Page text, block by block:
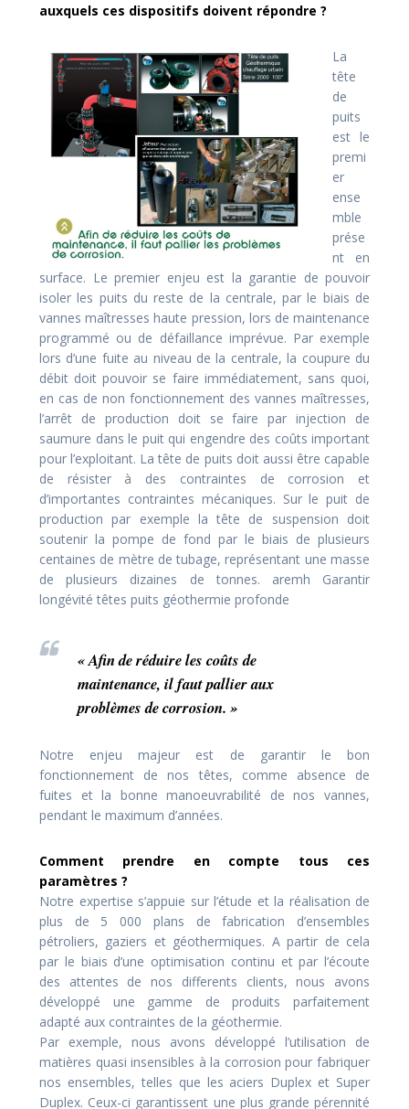
auxquels ces dispositifs doivent répondre ?
La
tête
de
puits
est le
premi
er
ense
mble
prése
nt en
surface. Le premier enjeu est la garantie de pouvoir
isoler les puits du reste de la centrale, par le biais de
vannes maîtresses haute pression, lors de maintenance
programmé ou de défaillance imprévue. Par exemple
lors d’une fuite au niveau de la centrale, la coupure du
débit doit pouvoir se faire immédiatement, sans quoi,
en cas de non fonctionnement des vannes maîtresses,
l’arrêt de production doit se faire par injection de
saumure dans le puit qui engendre des coûts important
pour l’exploitant. La tête de puits doit aussi être capable
de résister à des contraintes de corrosion et
d’importantes contraintes mécaniques. Sur le puit de
production par exemple la tête de suspension doit
soutenir la pompe de fond par le biais de plusieurs
centaines de mètre de tubage, représentant une masse
de plusieurs dizaines de tonnes. aremh Garantir
longévité têtes puits géothermie profonde
« Afin de réduire les coûts de
maintenance, il faut pallier aux
problèmes de corrosion. »
Notre enjeu majeur est de garantir le bon
fonctionnement de nos têtes, comme absence de
fuites et la bonne manoeuvrabilité de nos vannes,
pendant le maximum d’années.
Comment prendre en compte tous ces
paramètres ?
Notre expertise s’appuie sur l’étude et la réalisation de
plus de 5 000 plans de fabrication d’ensembles
pétroliers, gaziers et géothermiques. A partir de cela
par le biais d’une optimisation continu et par l’écoute
des attentes de nos differents clients, nous avons
développé une gamme de produits parfaitement
adapté aux contraintes de la géothermie.
Par exemple, nous avons développé l’utilisation de
matières quasi insensibles à la corrosion pour fabriquer
nos ensembles, telles que les aciers Duplex et Super
Duplex. Ceux-ci garantissent une plus grande pérennité